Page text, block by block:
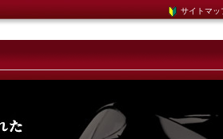
サイトマッ